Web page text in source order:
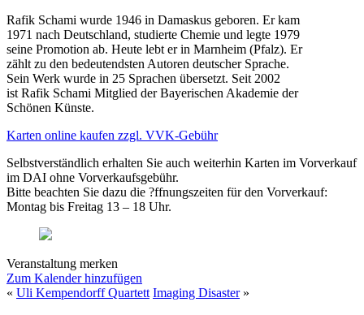
Rafik Schami wurde 1946 in Damaskus geboren. Er kam
1971 nach Deutschland, studierte Chemie und legte 1979
seine Promotion ab. Heute lebt er in Marnheim (Pfalz). Er
zählt zu den bedeutendsten Autoren deutscher Sprache.
Sein Werk wurde in 25 Sprachen übersetzt. Seit 2002
ist Rafik Schami Mitglied der Bayerischen Akademie der
Schönen Künste.
Karten online kaufen zzgl. VVK-Gebühr
Selbstverständlich erhalten Sie auch weiterhin Karten im Vorverkauf
im DAI ohne Vorverkaufsgebühr.
Bitte beachten Sie dazu die ?ffnungszeiten für den Vorverkauf:
Montag bis Freitag 13 – 18 Uhr.
Veranstaltung merken
Zum Kalender hinzufügen
« Uli Kempendorff Quartett Imaging Disaster»